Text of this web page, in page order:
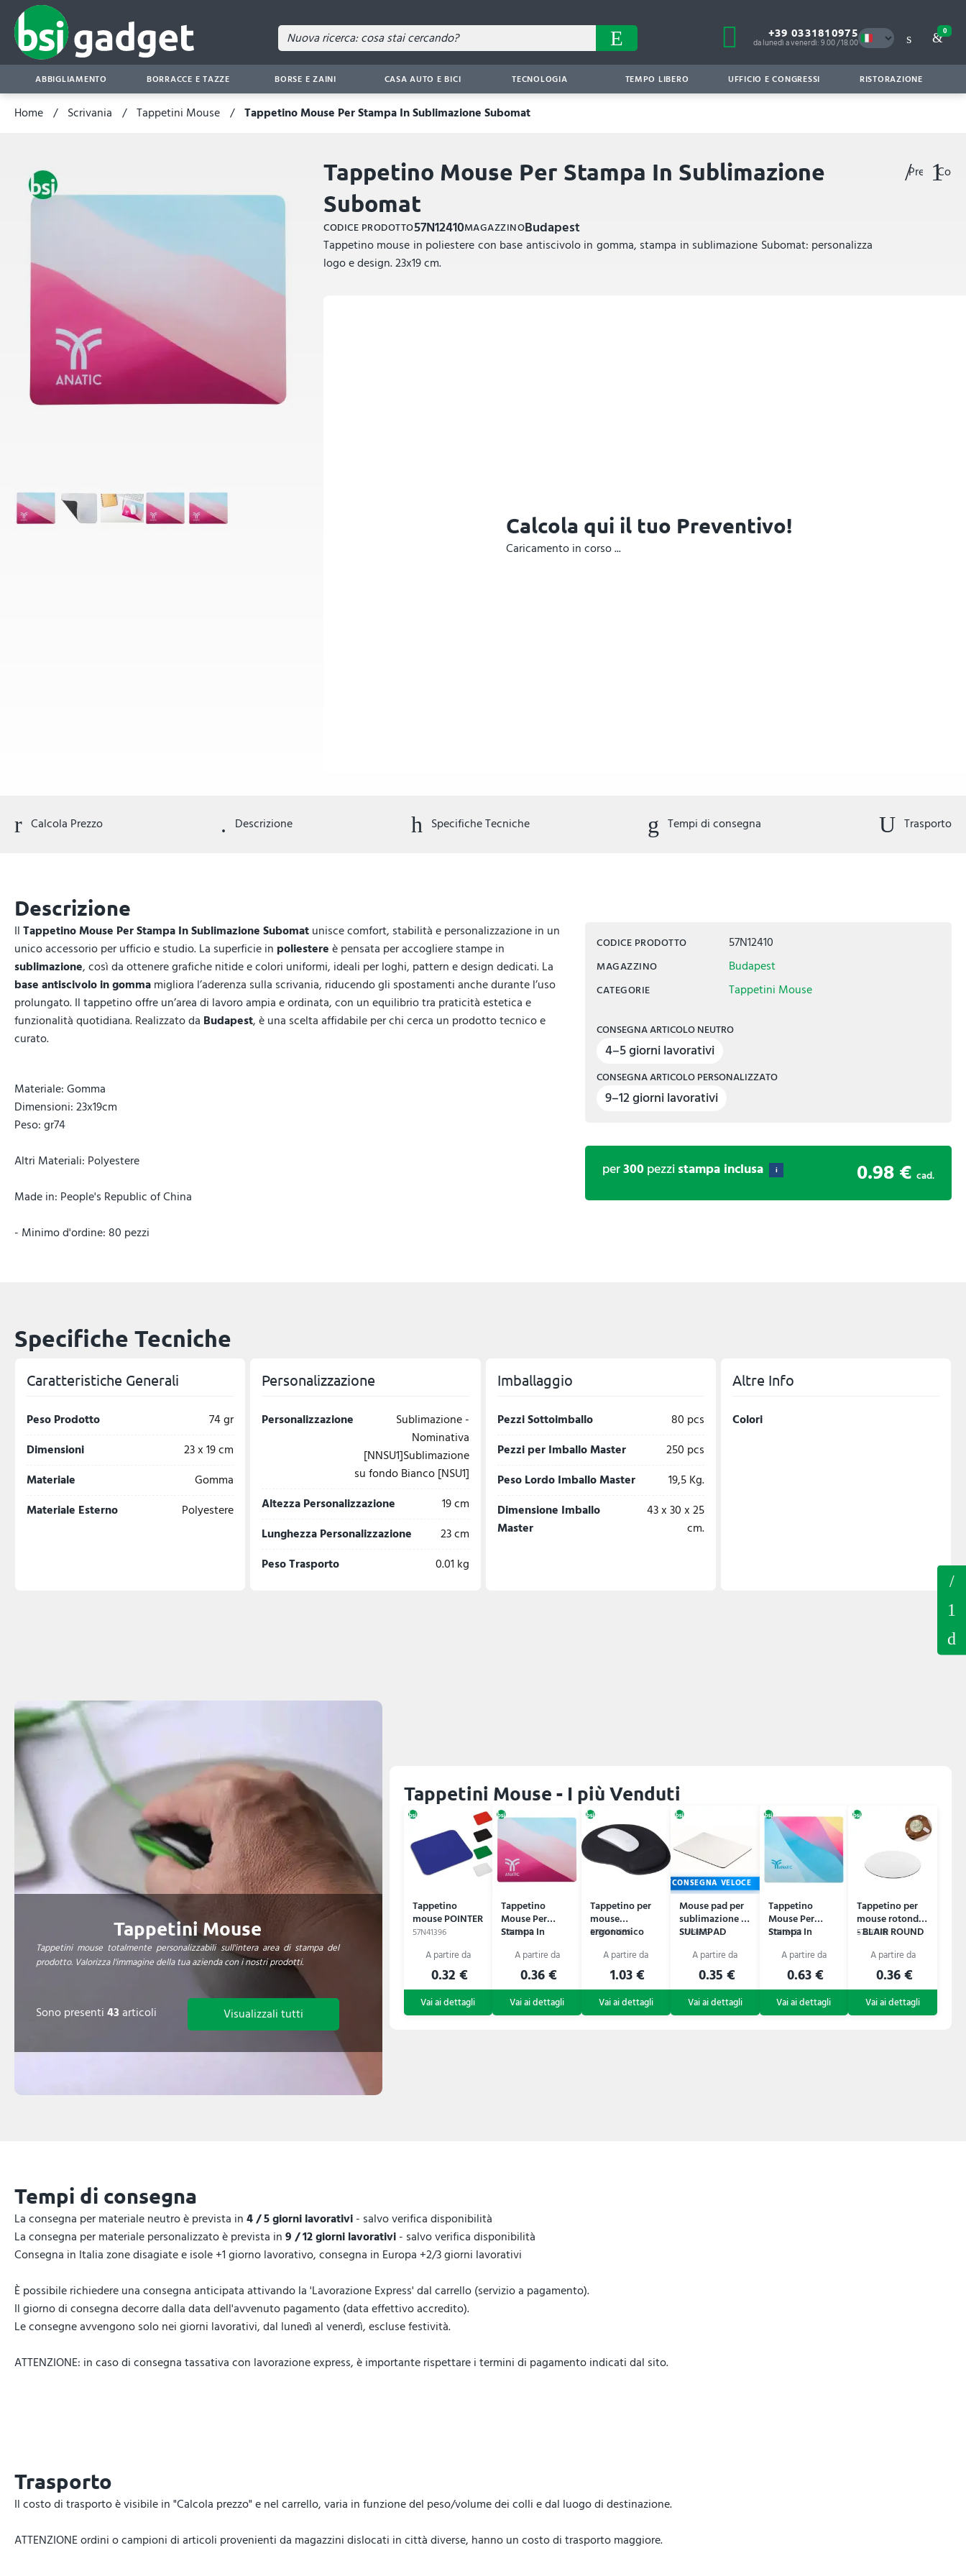
+39 0331810975
da lunedì a venerdì: 9.00 / 18.00
0
ABBIGLIAMENTO BORRACCE E TAZZE BORSE E ZAINI CASA AUTO E BICI TECNOLOGIA TEMPO LIBERO UFFICIO E CONGRESSI RISTORAZIONE
Home Scrivania Tappetini Mouse Tappetino Mouse Per Stampa In Sublimazione Subomat
Tappetino Mouse Per Stampa In Sublimazione
Subomat
CODICE PRODOTTO57N12410MAGAZZINOBudapest
Tappetino mouse in poliestere con base antiscivolo in gomma, stampa in sublimazione Subomat: personalizza
logo e design. 23x19 cm.
Preferiti
Calcola qui il tuo Preventivo!
Caricamento in corso ...
Calcola Prezzo Descrizione Specifiche Tecniche Tempi di consegna Trasporto
Descrizione
IlTappetino Mouse Per Stampa In Sublimazione Subomatunisce comfort, stabilità e personalizzazione in un
unico accessorio per ufficio e studio. La superficie in poliestereè pensata per accogliere stampe in
sublimazione, così da ottenere grafiche nitide e colori uniformi, ideali per loghi, pattern e design dedicati. La
base antiscivolo in gommamigliora l’aderenza sulla scrivania, riducendo gli spostamenti anche durante l’uso
prolungato. Il tappetino offre un’area di lavoro ampia e ordinata, con un equilibrio tra praticità estetica e
funzionalità quotidiana. Realizzato da Budapest, è una scelta affidabile per chi cerca un prodotto tecnico e
curato.
Materiale: Gomma
Dimensioni: 23x19cm
Peso: gr74
Altri Materiali: Polyestere
Made in: People's Republic of China
- Minimo d'ordine: 80 pezzi
CODICE PRODOTTO 57N12410
MAGAZZINO Budapest
CATEGORIE Tappetini Mouse
CONSEGNA ARTICOLO NEUTRO
4–5 giorni lavorativi
CONSEGNA ARTICOLO PERSONALIZZATO
9–12 giorni lavorativi
per300pezzistampa inclusa i 0.98 € cad.
Specifiche Tecniche
Caratteristiche Generali
Peso Prodotto
74 gr
Dimensioni
23 x 19 cm
Materiale
Gomma
Materiale Esterno
Polyestere
Personalizzazione
Personalizzazione
Sublimazione -
Nominativa
[NNSU1]Sublimazione
su fondo Bianco [NSU1]
Altezza Personalizzazione
19 cm
Lunghezza Personalizzazione
23 cm
Peso Trasporto
0.01 kg
Imballaggio
Pezzi Sottoimballo
80 pcs
Pezzi per Imballo Master
250 pcs
Peso Lordo Imballo Master
19,5 Kg.
Dimensione Imballo
Master
43 x 30 x 25
cm.
Altre Info
Colori
Tappetini Mouse
Tappetini mouse totalmente personalizzabili sull'intera area di stampa del
prodotto. Valorizza l'immagine della tua azienda con i nostri prodotti.
Sono presenti43articoli Visualizzali tutti
Tappetini Mouse - I più Venduti
Tappetino
mouse POINTER
57N41396
0.32 €
Tappetino
Mouse Per
Stampa In
Subomat
57N12410
0.36 €
Tappetino per
mouse
ergonomico
57B1014858
1.03 €
CONSEGNA VELOCE
Mouse pad per
sublimazione -
SULIMPAD
57A9833
0.35 €
Tappetino
Mouse Per
Stampa In
Subomat XL
57N12423
0.63 €
Tappetino per
mouse rotondo
- BLAIR ROUND
57L97149
0.36 €
Tempi di consegna
La consegna per materiale neutro è prevista in4 / 5 giorni lavorativi- salvo verifica disponibilità
La consegna per materiale personalizzato è prevista in9 / 12 giorni lavorativi- salvo verifica disponibilità
Consegna in Italia zone disagiate e isole +1 giorno lavorativo, consegna in Europa +2/3 giorni lavorativi
È possibile richiedere una consegna anticipata attivando la 'Lavorazione Express' dal carrello (servizio a pagamento).
Il giorno di consegna decorre dalla data dell'avvenuto pagamento (data effettivo accredito).
Le consegne avvengono solo nei giorni lavorativi, dal lunedì al venerdì, escluse festività.
ATTENZIONE: in caso di consegna tassativa con lavorazione express, è importante rispettare i termini di pagamento indicati dal sito.
Trasporto
Il costo di trasporto è visibile in "Calcola prezzo" e nel carrello, varia in funzione del peso/volume dei colli e dal luogo di destinazione.
ATTENZIONE ordini o campioni di articoli provenienti da magazzini dislocati in città diverse, hanno un costo di trasporto maggiore.